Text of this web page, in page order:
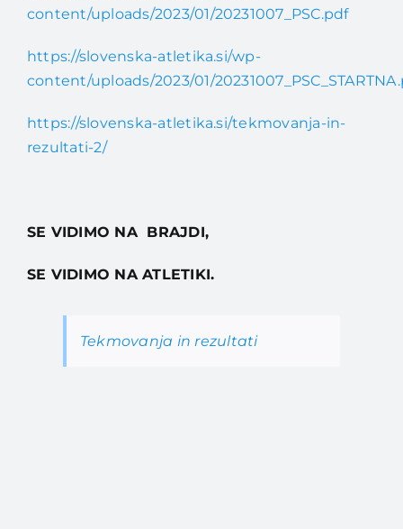
content/uploads/2023/01/20231007_PSC.pdf
https://slovenska-atletika.si/wp-
content/uploads/2023/01/
https://slovenska-atletika.si/tekmovanja-in-
rezultati-2/
SE VIDIMO NA BRAJDI,
SE VIDIMO NA ATLETIKI.
Tekmovanja in rezultati